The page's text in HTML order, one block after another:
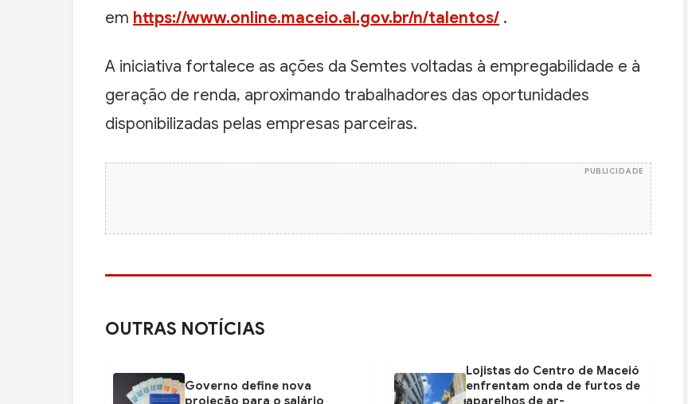
em https://www.online.maceio.al.gov.br/n/talentos/ .
A iniciativa fortalece as ações da Semtes voltadas à empregabilidade e à
geração de renda, aproximando trabalhadores das oportunidades
disponibilizadas pelas empresas parceiras.
PUBLICIDADE
OUTRAS NOTÍCIAS
Governo define nova
projeção para o salário
Lojistas do Centro de Maceió
enfrentam onda de furtos de
aparelhos de ar-